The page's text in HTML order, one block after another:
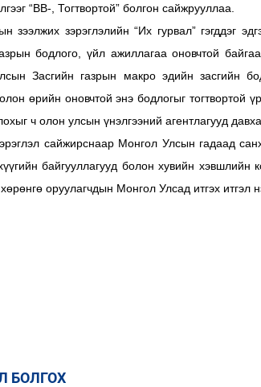
“BB-, Тогтвортой” болгон сайжрууллаа.
зээлжих зэрэглэлийн “Их гурвал” гэгддэг
бодлого, үйл ажиллагаа оновчтой
Засгийн газрын макро эдийн засгийн
өрийн оновчтой энэ бодлогыг тогтвортой
ч олон улсын үнэлгээний агентлагууд
сайжирснаар Монгол Улсын гадаад
байгууллагууд болон хувийн
оруулагчдын Монгол Улсад итгэх итгэл
БОЛГОХ